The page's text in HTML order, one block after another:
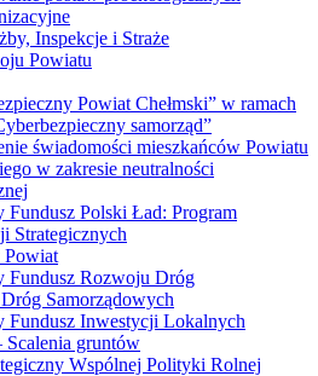
Inspekcje i Straże
Powiatu
Powiat Chełmski” w ramach
samorząd”
świadomości mieszkańców Powiatu
w zakresie neutralności
Fundusz Polski Ład: Program
Strategicznych
Fundusz Rozwoju Dróg
Samorządowych
Fundusz Inwestycji Lokalnych
Scalenia gruntów
Wspólnej Polityki Rolnej